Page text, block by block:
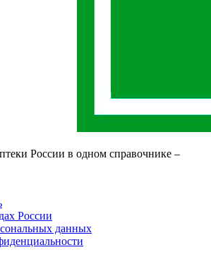
России в одном справочнике –
России
данных